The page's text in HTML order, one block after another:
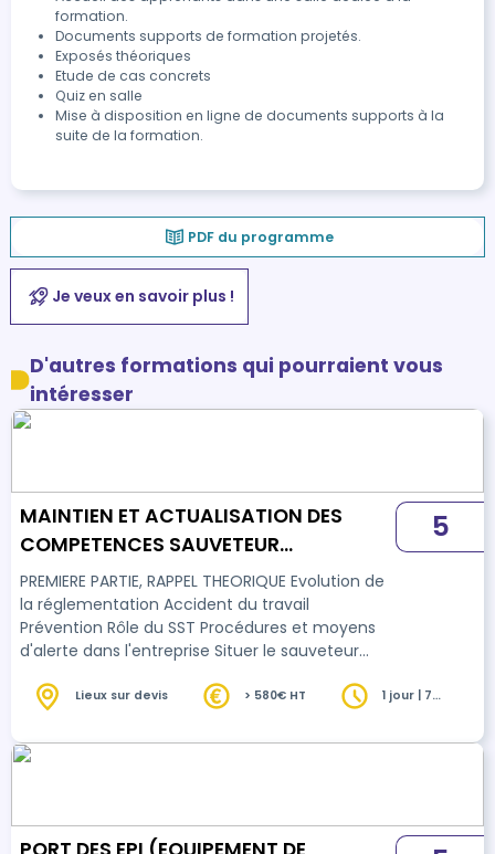
formation.
Documents supports de formation projetés.
Exposés théoriques
Etude de cas concrets
Quiz en salle
Mise à disposition en ligne de documents supports à la
suite de la formation.
PDF du programme
Je veux en savoir plus !
D'autres formations qui pourraient vous
intéresser
MAINTIEN ET ACTUALISATION DES
COMPETENCES SAUVETEUR
SECOURISTE DU TRAVAIL - MAC SST
PREMIERE PARTIE, RAPPEL THEORIQUE Evolution de
la réglementation Accident du travail
Prévention Rôle du SST Procédures et moyens
d'alerte dans l'entreprise Situer le sauveteur
au travail Rechercher les risques persistants
"faire alerter" à "informer" DEUXIEME PARTIE,
GESTES TECHNIQUES Remise à niveau des gestes
5
Lieux sur devis > 580€ HT
1 jour | 7